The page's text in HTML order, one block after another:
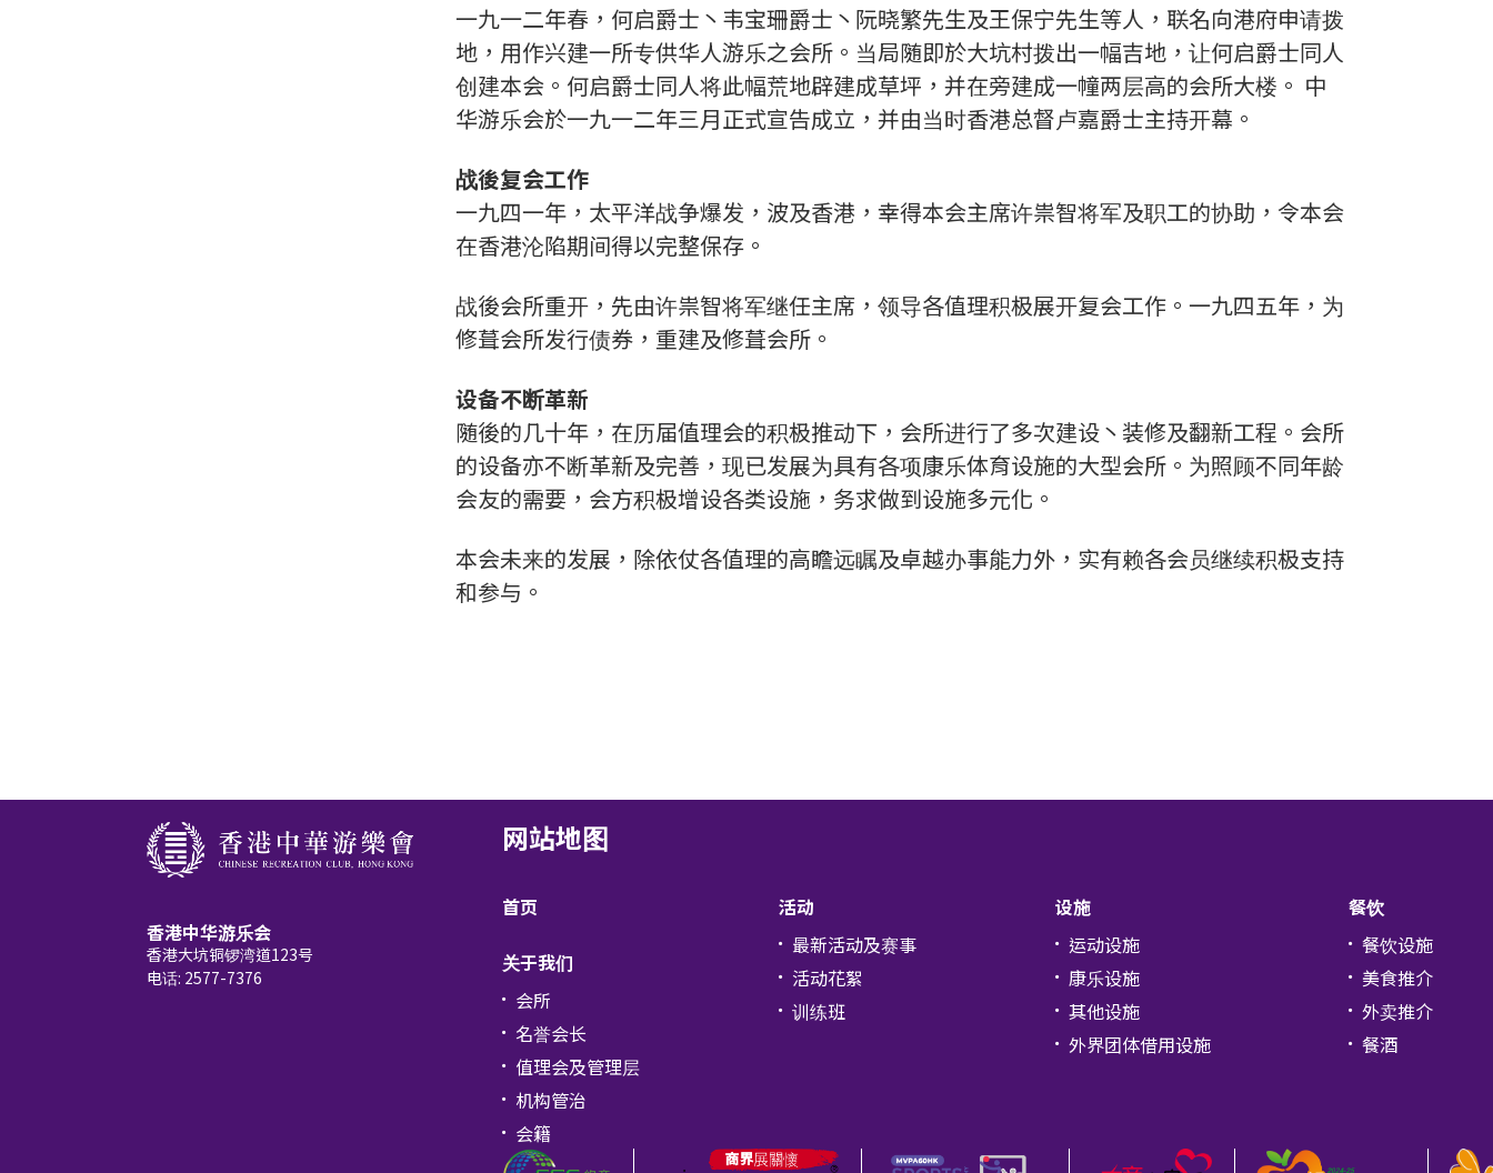
一九一二年春，何启爵士丶韦宝珊爵士丶阮晓繁先生及王保宁先生等人，联名向港府申请拨
地，用作兴建一所专供华人游乐之会所。当局随即於大坑村拨出一幅吉地，让何启爵士同人
创建本会。何启爵士同人将此幅荒地辟建成草坪，并在旁建成一幢两层高的会所大楼。 中
华游乐会於一九一二年三月正式宣告成立，并由当时香港总督卢嘉爵士主持开幕。
战後复会工作
一九四一年，太平洋战争爆发，波及香港，幸得本会主席许祟智将军及职工的协助，令本会
在香港沦陷期间得以完整保存。
战後会所重开，先由许祟智将军继任主席，领导各值理积极展开复会工作。一九四五年，为
修葺会所发行债券，重建及修葺会所。
设备不断革新
随後的几十年，在历届值理会的积极推动下，会所进行了多次建设丶装修及翻新工程。会所
的设备亦不断革新及完善，现已发展为具有各项康乐体育设施的大型会所。为照顾不同年龄
会友的需要，会方积极增设各类设施，务求做到设施多元化。
本会未来的发展，除依仗各值理的高瞻远瞩及卓越办事能力外，实有赖各会员继续积极支持
和参与。
香港中华游乐会
香港大坑铜锣湾道123号
电话: 2577-7376
网站地图
首页
关于我们
会所
名誉会长
值理会及管理层
机构管治
会籍
活动
最新活动及赛事
活动花絮
训练班
设施
运动设施
康乐设施
其他设施
外界团体借用设施
餐饮
餐饮设施
美食推介
外卖推介
餐酒